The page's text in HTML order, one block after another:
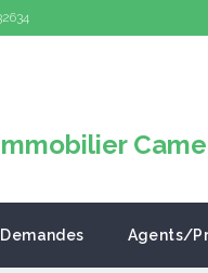
Demandes Agents/